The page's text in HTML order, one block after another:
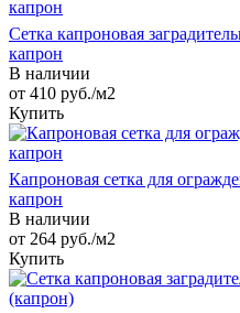
Сетка капроновая
капрон
В наличии
от 410 руб./м2
Купить
Капроновая сетка для
капрон
В наличии
от 264 руб./м2
Купить